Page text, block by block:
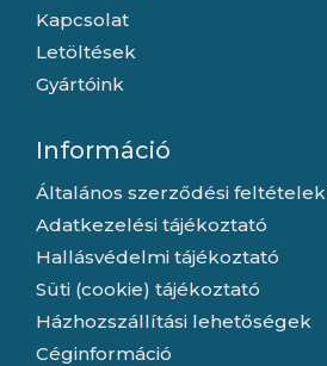
Kapcsolat
Letöltések
Gyártóink
Információ
Általános szerződési feltételek
Adatkezelési tájékoztató
Hallásvédelmi tájékoztató
Süti (cookie) tájékoztató
Házhozszállítási lehetőségek
Céginformáció